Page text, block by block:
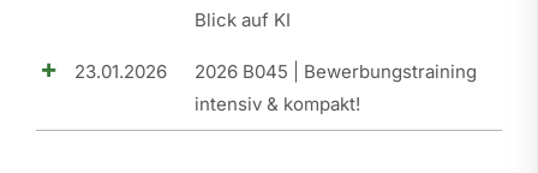
Blick auf KI
23.01.2026
2026 B045 | Bewerbungstraining
intensiv & kompakt!